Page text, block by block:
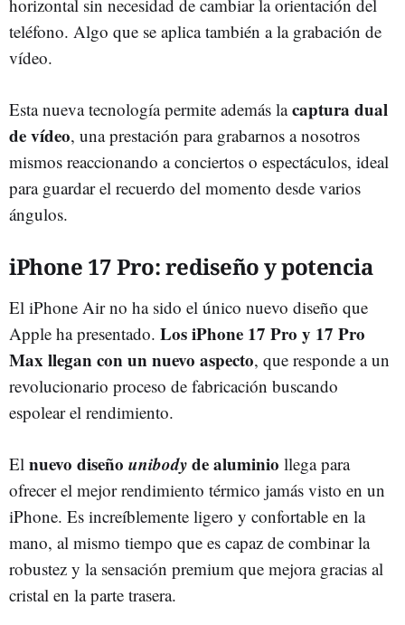
horizontal sin necesidad de cambiar la orientación del
teléfono. Algo que se aplica también a la grabación de
vídeo.
Esta nueva tecnología permite además lacaptura dual
de vídeo, una prestación para grabarnos a nosotros
mismos reaccionando a conciertos o espectáculos, ideal
para guardar el recuerdo del momento desde varios
ángulos.
iPhone 17 Pro: rediseño y potencia
El iPhone Air no ha sido el único nuevo diseño que
Apple ha presentado. Los iPhone 17 Pro y 17 Pro
Max llegan con un nuevo aspecto, que responde a un
revolucionario proceso de fabricación buscando
espolear el rendimiento.
El nuevo diseño unibodyde aluminio llega para
ofrecer el mejor rendimiento térmico jamás visto en un
iPhone. Es increíblemente ligero y confortable en la
mano, al mismo tiempo que es capaz de combinar la
robustez y la sensación premium que mejora gracias al
cristal en la parte trasera.